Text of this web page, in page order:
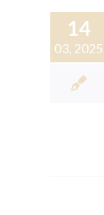
14
03, 2025